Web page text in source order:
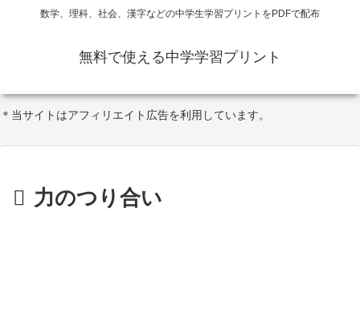
数学、理科、社会、漢字などの中学生学習プリントをPDFで配布
無料で使える中学学習プリント
＊当サイトはアフィリエイト広告を利用しています。
力のつり合い